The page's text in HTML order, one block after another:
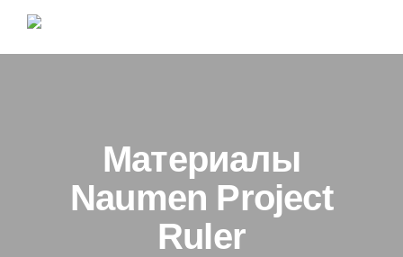
Материалы
Naumen Project
Ruler